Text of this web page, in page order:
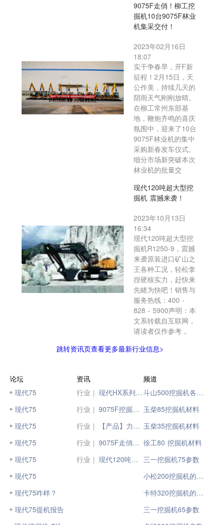
9075F走俏！柳工挖
掘机10台9075F林业
机集采交付！
2023年02月16日
18:07
实干争春早，开F新
征程！2月15日，天
公作美，持续几天的
阴雨天气刚刚放晴。
在柳工常州东部基
地，鞭炮齐鸣的喜庆
氛围中，迎来了10台
9075F林业机的集中
采购新春发车仪式。
细分市场新突破本次
林业机的批量交
现代120吨超大型挖
掘机 震撼来袭！
2023年10月13日
16:34
现代120吨超大型挖
掘机R1250-9，震撼
来袭原装进口矿山之
王各种工况，轻松拿
捏硬核实力，赶快来
先睹为快吧！销售与
服务热线：400 -
828 - 5900声明：本
文系转载自互联网，
请读者仅作参考，
跳转资讯页查看更多最新行业信息>
论坛
现代75
现代75
现代75
现代75
现代75
现代75
现代75咋样？
现代75提机报告
资讯
行业｜
现代HX系列挖掘机，焕新升级
行业｜
9075F挖掘机 | 省油高效，致富快手
行业｜
【产品】力量之星 | 现代HX405L挖掘机
行业｜
9075F走俏！柳工挖掘机10台9075F林业机集采交付！
行业｜
现代120吨超大型挖掘机 震撼来袭！
频道
斗山500挖掘机各个部位重量
玉柴85挖掘机材料
玉柴35挖掘机材料
徐工80 挖掘机材料
三一挖掘机75参数
小松200挖掘机的参数
卡特320挖掘机的参数
三一挖掘机65参数